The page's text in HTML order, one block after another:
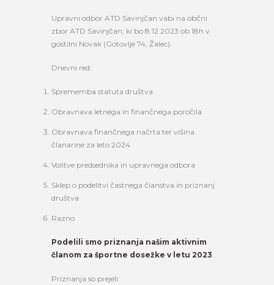
Upravni odbor ATD Savinjčan vabi na občni
zbor ATD Savinjčan, ki bo 8.12.2023 ob 18h v
gostilni Novak (Gotovlje 74, Žalec).
Dnevni red:
Sprememba statuta društva
Obravnava letnega in finančnega poročila
Obravnava finančnega načrta ter višina
članarine za leto 2024
Volitve predsednika in upravnega odbora
Sklep o podelitvi častnega članstva in priznanj
društva
Razno
Podelili smo priznanja našim aktivnim
članom za športne dosežke v letu 2023
Priznanja so prejeli: